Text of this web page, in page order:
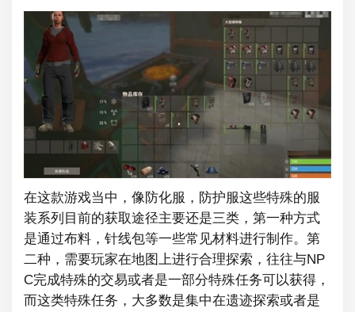
在这款游戏当中，像防化服，防护服这些特殊的服
装系列目前的获取途径主要还是三类，第一种方式
是通过布料，针线包等一些常见材料进行制作。第
二种，需要玩家在地图上进行合理探索，往往与NP
C完成特殊的交易或者是一部分特殊任务可以获得，
而这类特殊任务，大多数是集中在遗迹探索或者是